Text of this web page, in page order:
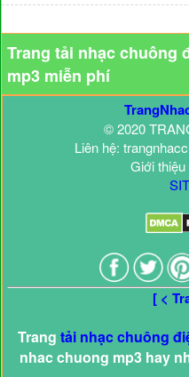
Trang tải nhạc chuông
mp3 miễn phí
© 2020
Liên hệ:
Giới
[ <
Trang tải nhạc chuông
nhac chuong mp3 hay